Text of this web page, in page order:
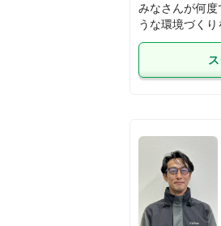
みなさんが何度
うな環境づくり